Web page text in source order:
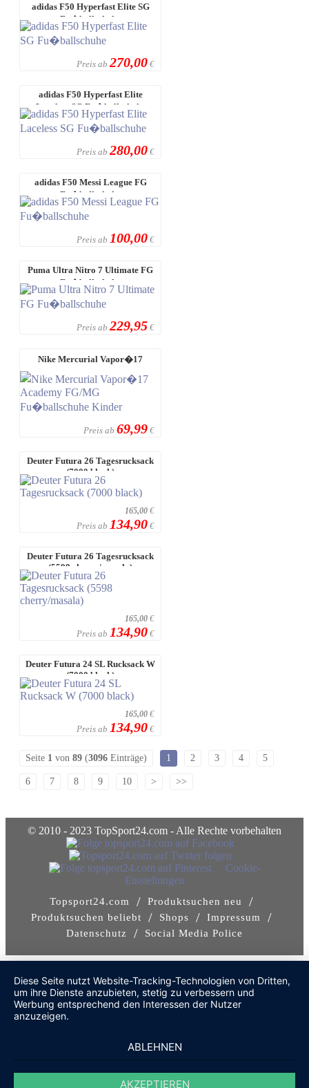
adidas F50 Hyperfast Elite SG
Fu�ballschuhe
Preis ab 270,00 €
adidas F50 Hyperfast Elite
Laceless SG Fu�ballschuhe
Preis ab 280,00 €
adidas F50 Messi League FG
Fu�ballschuhe
Preis ab 100,00 €
Puma Ultra Nitro 7 Ultimate FG
Fu�ballschuhe
Preis ab 229,95 €
Nike Mercurial Vapor�17
Academy FG/MG Fu�ballschuhe
Kinder ...
Preis ab 69,99 €
Deuter Futura 26 Tagesrucksack
(7000 black)
165,00 €
Preis ab 134,90 €
Deuter Futura 26 Tagesrucksack
(5598 cherry/masala)
165,00 €
Preis ab 134,90 €
Deuter Futura 24 SL Rucksack W
(7000 black)
165,00 €
Preis ab 134,90 €
Seite 1 von 89 (3096 Einträge) 1 2 3 4 5
6 7 8 9 10 > >>
© 2010 - 2023 TopSport24.com - Alle Rechte vorbehalten
Cookie-
Einstellungen
Topsport24.com / Produktsuchen neu /
Produktsuchen beliebt / Shops / Impressum /
Datenschutz / Social Media Police
Diese Seite nutzt Website-Tracking-Technologien von Dritten,
um ihre Dienste anzubieten, stetig zu verbessern und
Werbung entsprechend den Interessen der Nutzer
anzuzeigen.
ABLEHNEN
AKZEPTIEREN